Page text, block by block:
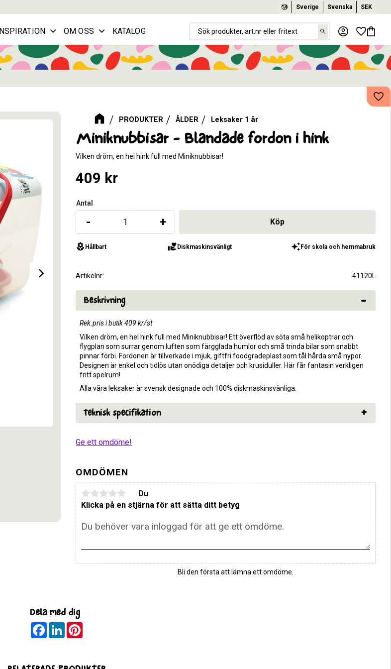
Sverige Svenska SEK
INSPIRATION OM OSS KATALOG
PRODUKTER ÅLDER Leksaker 1 år
Miniknubbisar - Blandade fordon i hink
Vilken dröm, en hel hink full med Miniknubbisar!
409 kr
Antal
+
-
local_florist Hållbart volunteer_activismDiskmaskinsvänligt auto_awesomeFör skola och hemmabruk
Artikelnr 41120L
Ge ett omdöme!
Beskrivning
Rek.pris i butik 409 kr/st
Vilken dröm, en hel hink full med Miniknubbisar! Ett överflöd av söta små helikoptrar och
flygplan som surrar genom luften som färgglada humlor och små trinda bilar som snabbt
pinnar förbi. Fordonen är tillverkade i mjuk, giftfri foodgradeplast som tål hårda små nypor.
Designen är enkel och tidlös utan onödiga detaljer och krusiduller. Här får fantasin verkligen
fritt spelrum!
Alla våra leksaker är svensk designade och 100% diskmaskinsvänliga.
Teknisk specifikation
OMDÖMEN
Du
Klicka på en stjärna för att sätta ditt betyg
Bli den första att lämna ett omdöme.
Dela med dig
F
o
L
d
r